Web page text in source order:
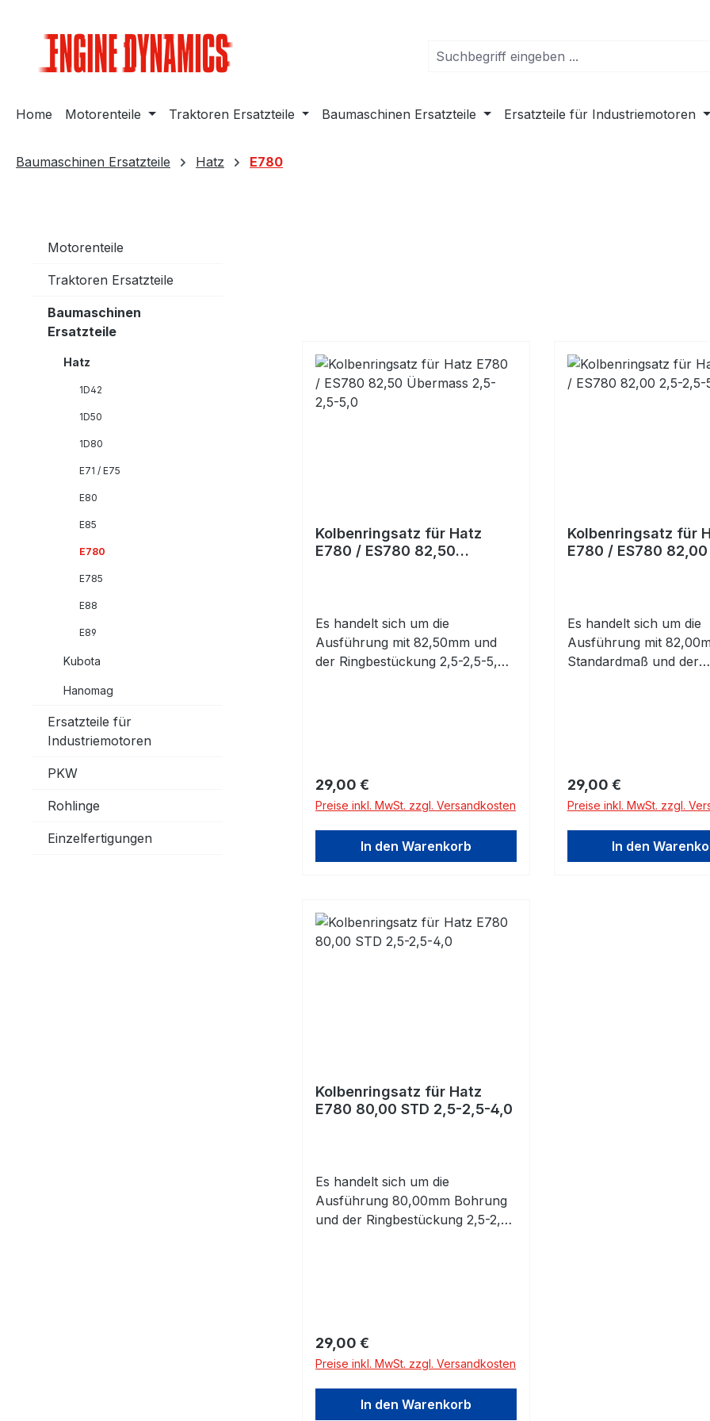
Home Motorenteile Traktoren Ersatzteile Baumaschinen Ersatzteile Ersatzteile für Industriemotoren
Baumaschinen Ersatzteile Hatz E780
Motorenteile
Traktoren Ersatzteile
Baumaschinen
Ersatzteile
Hatz
1D42
1D50
1D80
E71 / E75
E80
E85
E780
E785
E88
E89
Kubota
Hanomag
Ersatzteile für
Industriemotoren
PKW
Rohlinge
Einzelfertigungen
Kolbenringsatz für Hatz
E780 / ES780 82,50
Es handelt sich um die
Ausführung mit 82,50mm und
der Ringbestückung 2,5-2,5-5,0.
Regulärer Preis:
29,00 €
Preise inkl. MwSt. zzgl. Versandkosten
In den Warenkorb
Kolbenringsatz für
E780 / ES780
Es handelt sich um die
Ausführung mit
Standardmaß und der
Regulärer Preis:
29,00 €
Preise inkl. MwSt. zzgl.
In den
Kolbenringsatz für Hatz
E780 80,00 STD 2,5-2,5-4,0
Es handelt sich um die
Ausführung 80,00mm Bohrung
und der Ringbestückung 2,5-2,5-
Regulärer Preis:
29,00 €
Preise inkl. MwSt. zzgl. Versandkosten
In den Warenkorb